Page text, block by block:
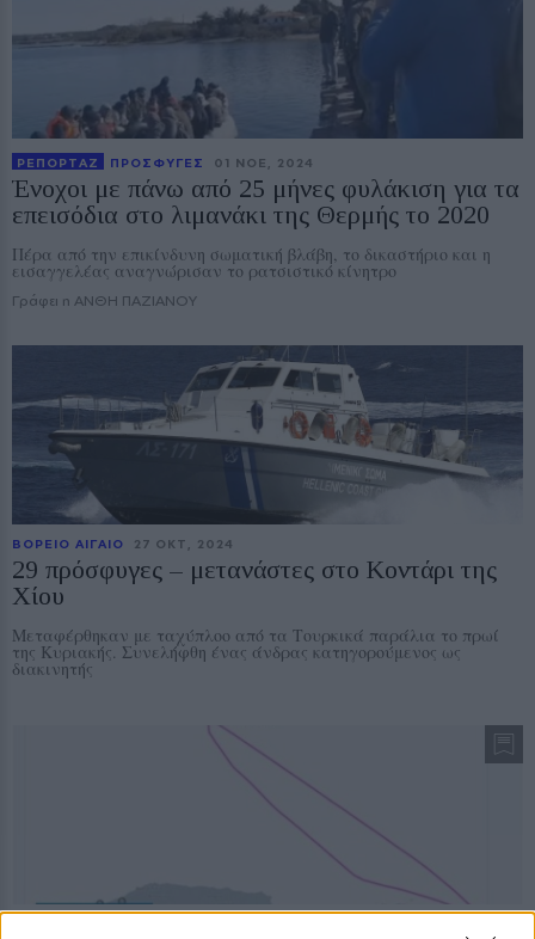
ΡΕΠΟΡΤΑΖ ΠΡΟΣΦΥΓΕΣ 01 ΝΟE, 2024
Ένοχοι με πάνω από 25 μήνες φυλάκιση για τα
επεισόδια στο λιμανάκι της Θερμής το 2020
Πέρα από την επικίνδυνη σωματική βλάβη, το δικαστήριο και η
εισαγγελέας αναγνώρισαν το ρατσιστικό κίνητρο
Γράφει η ΑΝΘΗ ΠΑΖΙΑΝΟΥ
ΒΟΡΕΙΟ ΑΙΓΑΙΟ 27 ΟΚΤ, 2024
29 πρόσφυγες – μετανάστες στο Κοντάρι της
Χίου
Μεταφέρθηκαν με ταχύπλοο από τα Τουρκικά παράλια το πρωί
της Κυριακής. Συνελήφθη ένας άνδρας κατηγορούμενος ως
διακινητής